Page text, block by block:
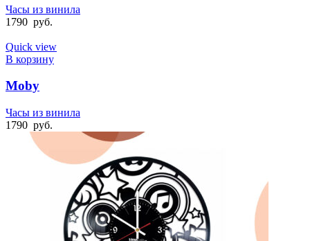
Часы из винила
1790 руб.
Quick view
В корзину
Moby
Часы из винила
1790 руб.